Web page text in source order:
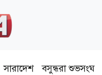
সারাদেশ বসুন্ধরা শুভসংঘ